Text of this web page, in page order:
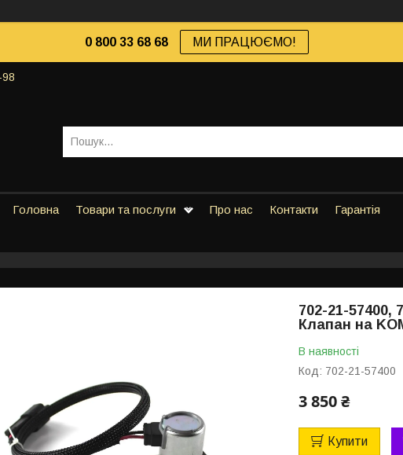
0 800 33 68 68 МИ ПРАЦЮЄМО!
Головна Товари та послуги Про нас Контакти Гарантія
702-21-57400,
Клапан на
В наявності
Код: 702-21-57400
3 850 ₴
Купити